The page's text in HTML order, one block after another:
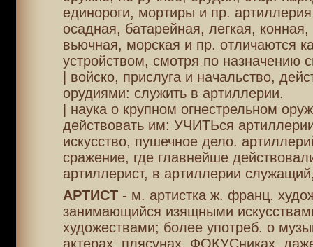
единороги, мортиры и пр.
осадная, батарейная, легкая, конная,
вьючная, морская и пр. отличаются
устройством, смотря по назначению
| войско, прислуга и начальство,
орудиями: служить в артиллерии.
| наука о крупном огнестрельном
действовать им: УЧИТЬся
искусство, пушечное дело.
сражение, где главнейше
артиллерист, в артиллерии
АРТИСТ- м. артистка ж. франц.
занимающийся изящными
художествами; более употреб. о
актерах, плясунах, ФОКУСниках,